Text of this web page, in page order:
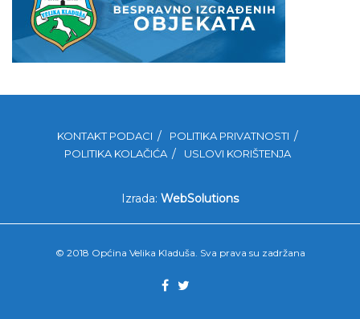
KONTAKT PODACI
POLITIKA PRIVATNOSTI
POLITIKA KOLAČIĆA
USLOVI KORIŠTENJA
Izrada: WebSolutions
© 2018 Općina Velika Kladuša. Sva prava su zadržana